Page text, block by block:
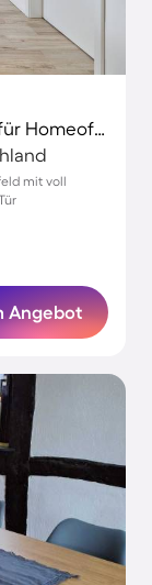
Ferienwohnung | Stadtblick | Ideal für Homeoffice
mit voll
Angebot